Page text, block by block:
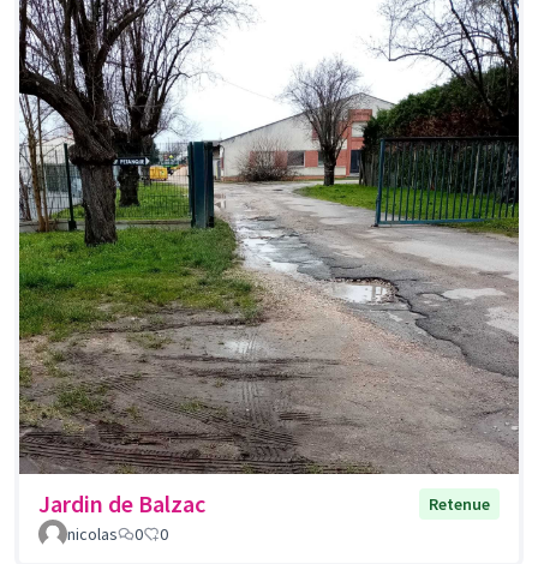
Jardin de Balzac
Retenue
nicolas
0 0